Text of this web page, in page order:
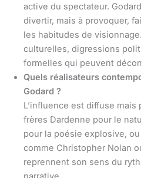
active du spectateur.
divertir, mais à provoquer,
les habitudes de
culturelles, digressions
formelles qui peuvent
Quels réalisateurs
Godard ?
L’influence est diffuse
frères Dardenne pour le
pour la poésie explosive,
comme Christopher Nolan
reprennent son sens du